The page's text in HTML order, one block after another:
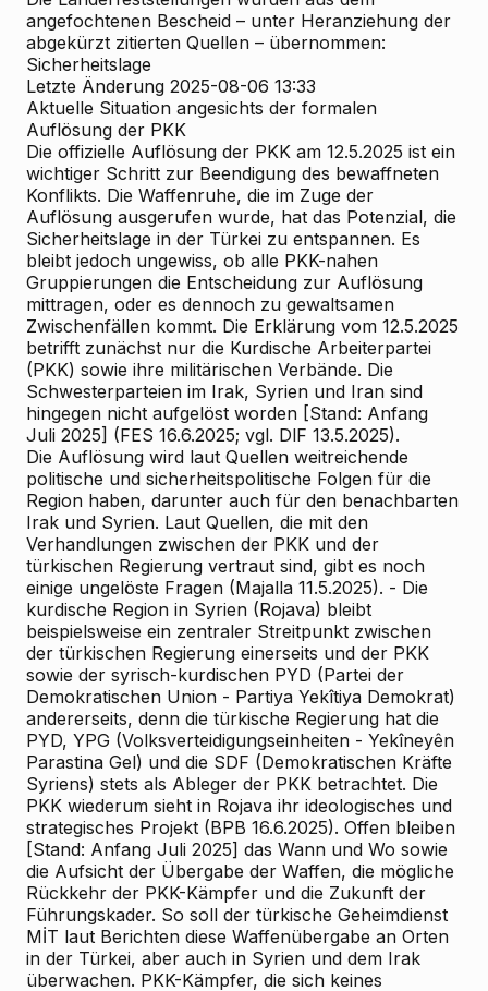
angefochtenen Bescheid – unter Heranziehung der
abgekürzt zitierten Quellen – übernommen:
Sicherheitslage
Letzte Änderung 2025-08-06 13:33
Aktuelle Situation angesichts der formalen
Auflösung der PKK
Die offizielle Auflösung der PKK am 12.5.2025 ist ein
wichtiger Schritt zur Beendigung des bewaffneten
Konflikts. Die Waffenruhe, die im Zuge der
Auflösung ausgerufen wurde, hat das Potenzial, die
Sicherheitslage in der Türkei zu entspannen. Es
bleibt jedoch ungewiss, ob alle PKK-nahen
Gruppierungen die Entscheidung zur Auflösung
mittragen, oder es dennoch zu gewaltsamen
Zwischenfällen kommt. Die Erklärung vom 12.5.2025
betrifft zunächst nur die Kurdische Arbeiterpartei
(PKK) sowie ihre militärischen Verbände. Die
Schwesterparteien im Irak, Syrien und Iran sind
hingegen nicht aufgelöst worden [Stand: Anfang
Juli 2025] (FES 16.6.2025; vgl. DlF 13.5.2025).
Die Auflösung wird laut Quellen weitreichende
politische und sicherheitspolitische Folgen für die
Region haben, darunter auch für den benachbarten
Irak und Syrien. Laut Quellen, die mit den
Verhandlungen zwischen der PKK und der
türkischen Regierung vertraut sind, gibt es noch
einige ungelöste Fragen (Majalla 11.5.2025). - Die
kurdische Region in Syrien (Rojava) bleibt
beispielsweise ein zentraler Streitpunkt zwischen
der türkischen Regierung einerseits und der PKK
sowie der syrisch-kurdischen PYD (Partei der
Demokratischen Union - Partiya Yekîtiya Demokrat)
andererseits, denn die türkische Regierung hat die
PYD, YPG (Volksverteidigungseinheiten - Yekîneyên
Parastina Gel) und die SDF (Demokratischen Kräfte
Syriens) stets als Ableger der PKK betrachtet. Die
PKK wiederum sieht in Rojava ihr ideologisches und
strategisches Projekt (BPB 16.6.2025). Offen bleiben
[Stand: Anfang Juli 2025] das Wann und Wo sowie
die Aufsicht der Übergabe der Waffen, die mögliche
Rückkehr der PKK-Kämpfer und die Zukunft der
Führungskader. So soll der türkische Geheimdienst
MİT laut Berichten diese Waffenübergabe an Orten
in der Türkei, aber auch in Syrien und dem Irak
überwachen. PKK-Kämpfer, die sich keines